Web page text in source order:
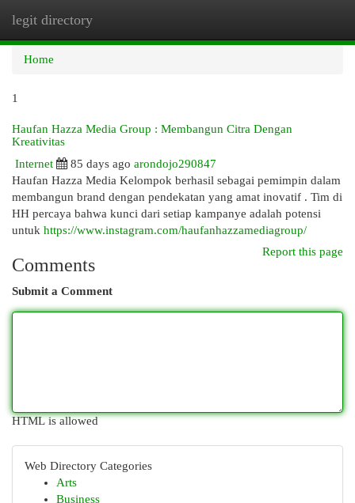
legit directory
Home
1
Haufan Hazza Media Group : Membangun Citra Dengan
Kreativitas
Internet
85 days ago arondojo290847
Haufan Hazza Media Kelompok berhasil sebagai pemimpin dalam
membangun brand dengan pendekatan yang amat inovatif . Tim di
HH percaya bahwa kunci dari setiap kampanye adalah potensi
untuk https://www.instagram.com/haufanhazzamediagroup/
Report this page
Comments
Submit a Comment
HTML is allowed
Web Directory Categories
Arts
Business